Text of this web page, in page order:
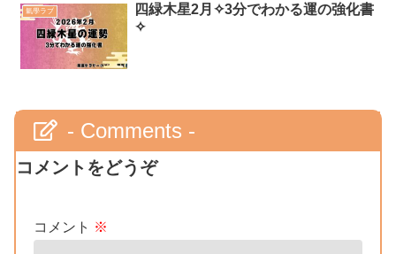
氣學ラブ
四緑木星2月✧3分でわかる運の強化書
✧
- Comments -
コメントをどうぞ
コメント ※